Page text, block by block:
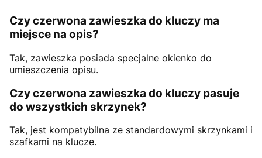
Czy czerwona zawieszka do kluczy ma
miejsce na opis?
Tak, zawieszka posiada specjalne okienko do
umieszczenia opisu.
Czy czerwona zawieszka do kluczy pasuje
do wszystkich skrzynek?
Tak, jest kompatybilna ze standardowymi skrzynkami i
szafkami na klucze.